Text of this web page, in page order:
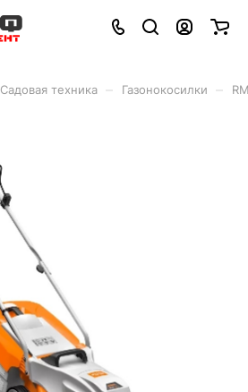
Садовая техника Газонокосилки